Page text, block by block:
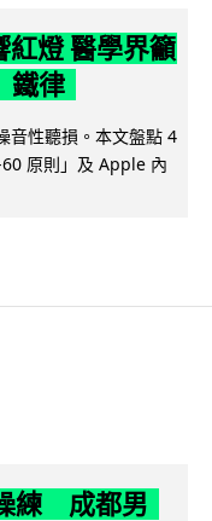
燈 醫學界籲
鐵律
音性聽損。本文盤點 4
原則」及 Apple 內
練 成都男